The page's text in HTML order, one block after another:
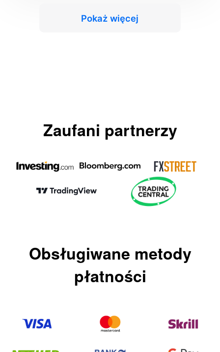
Pokaż więcej
Zaufani partnerzy
Obsługiwane metody
płatności